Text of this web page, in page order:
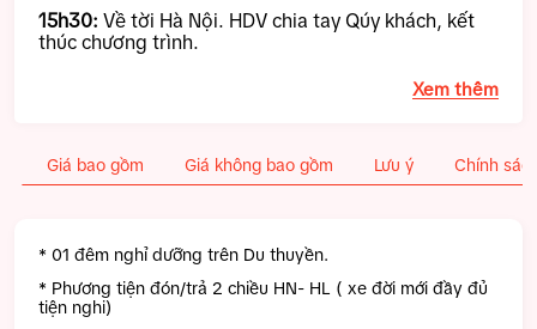
15h30: Về tời Hà Nội. HDV chia tay Qúy khách, kết
thúc chương trình.
Xem thêm
Giá bao gồm Giá không bao gồm Lưu ý Chính
* 01 đêm nghỉ dưỡng trên Du thuyền.
* Phương tiện đón/trả 2 chiều HN- HL ( xe đời mới đầy đủ
tiện nghi)